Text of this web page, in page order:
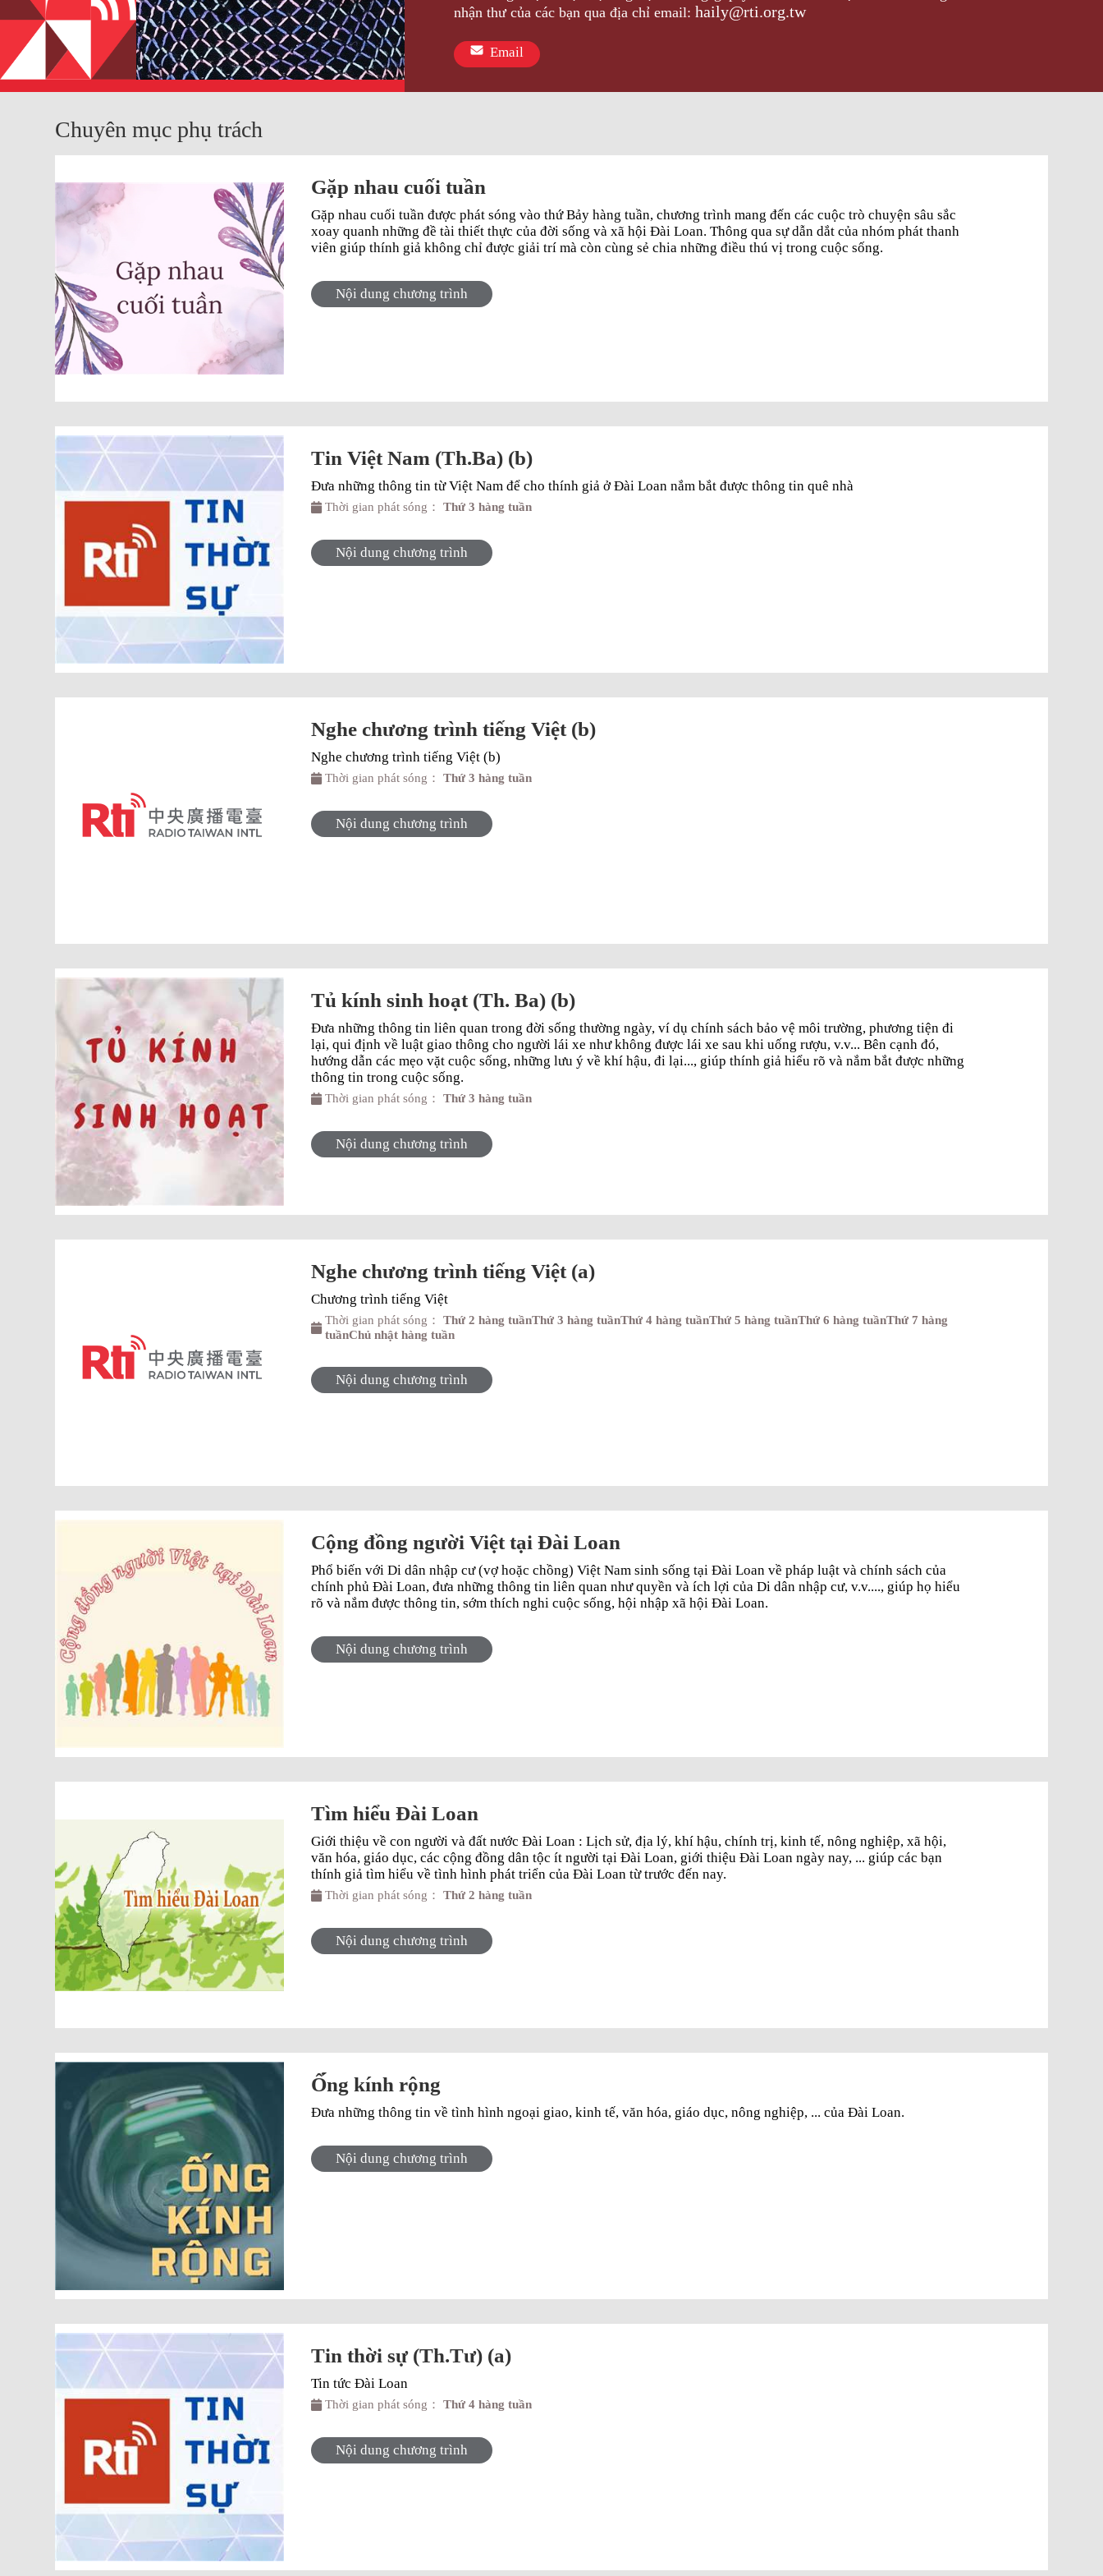
nhận thư của các bạn qua địa chỉ email:haily@rti.org.tw
Email
Chuyên mục phụ trách
Gặp nhau cuối tuần
Gặp nhau cuối tuần được phát sóng vào thứ Bảy hàng tuần, chương trình mang đến các cuộc trò chuyện sâu sắc
xoay quanh những đề tài thiết thực của đời sống và xã hội Đài Loan. Thông qua sự dẫn dắt của nhóm phát thanh
viên giúp thính giả không chỉ được giải trí mà còn cùng sẻ chia những điều thú vị trong cuộc sống.
Nội dung chương trình
Tin Việt Nam (Th.Ba) (b)
Đưa những thông tin từ Việt Nam để cho thính giả ở Đài Loan nắm bắt được thông tin quê nhà
Thời gian phát sóng：Thứ 3 hàng tuần
Nội dung chương trình
Nghe chương trình tiếng Việt (b)
Nghe chương trình tiếng Việt (b)
Thời gian phát sóng：Thứ 3 hàng tuần
Nội dung chương trình
Tủ kính sinh hoạt (Th. Ba) (b)
Đưa những thông tin liên quan trong đời sống thường ngày, ví dụ chính sách bảo vệ môi trường, phương tiện đi
lại, qui định về luật giao thông cho người lái xe như không được lái xe sau khi uống rượu, v.v... Bên cạnh đó,
hướng dẫn các mẹo vặt cuộc sống, những lưu ý về khí hậu, đi lại..., giúp thính giả hiểu rõ và nắm bắt được những
thông tin trong cuộc sống.
Thời gian phát sóng：Thứ 3 hàng tuần
Nội dung chương trình
Nghe chương trình tiếng Việt (a)
Chương trình tiếng Việt
Thời gian phát sóng：Thứ 2 hàng tuầnThứ 3 hàng tuầnThứ 4 hàng tuầnThứ 5 hàng tuầnThứ 6 hàng tuầnThứ 7 hàng
tuầnChủ nhật hàng tuần
Nội dung chương trình
Cộng đồng người Việt tại Đài Loan
Phổ biến với Di dân nhập cư (vợ hoặc chồng) Việt Nam sinh sống tại Đài Loan về pháp luật và chính sách của
chính phủ Đài Loan, đưa những thông tin liên quan như quyền và ích lợi của Di dân nhập cư, v.v...., giúp họ hiểu
rõ và nắm được thông tin, sớm thích nghi cuộc sống, hội nhập xã hội Đài Loan.
Nội dung chương trình
Tìm hiểu Đài Loan
Giới thiệu về con người và đất nước Đài Loan : Lịch sử, địa lý, khí hậu, chính trị, kinh tế, nông nghiệp, xã hội,
văn hóa, giáo dục, các cộng đồng dân tộc ít người tại Đài Loan, giới thiệu Đài Loan ngày nay, ... giúp các bạn
thính giả tìm hiểu về tình hình phát triển của Đài Loan từ trước đến nay.
Thời gian phát sóng：Thứ 2 hàng tuần
Nội dung chương trình
Ố́ng kính rộng
Đưa những thông tin về tình hình ngoại giao, kinh tế, văn hóa, giáo dục, nông nghiệp, ... của Đài Loan.
Nội dung chương trình
Tin thời sự (Th.Tư) (a)
Tin tức Đài Loan
Thời gian phát sóng：Thứ 4 hàng tuần
Nội dung chương trình